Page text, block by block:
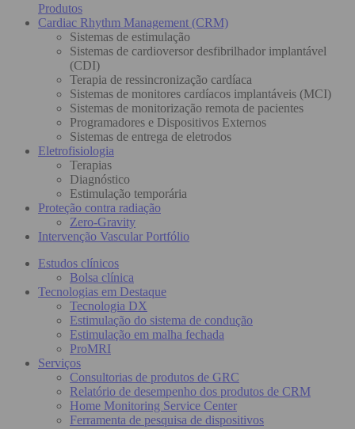
Produtos
Cardiac Rhythm Management (CRM)
Sistemas de estimulação
Sistemas de cardioversor desfibrilhador implantável
(CDI)
Terapia de ressincronização cardíaca
Sistemas de monitores cardíacos implantáveis (MCI)
Sistemas de monitorização remota de pacientes
Programadores e Dispositivos Externos
Sistemas de entrega de eletrodos
Eletrofisiologia
Terapias
Diagnóstico
Estimulação temporária
Proteção contra radiação
Zero-Gravity
Intervenção Vascular Portfólio
Estudos clínicos
Bolsa clínica
Tecnologias em Destaque
Tecnologia DX
Estimulação do sistema de condução
Estimulação em malha fechada
ProMRI
Serviços
Consultorias de produtos de GRC
Relatório de desempenho dos produtos de CRM
Home Monitoring Service Center
Ferramenta de pesquisa de dispositivos